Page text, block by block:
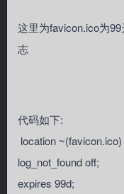
这里为favicon.ico为
志
代码如下:
location ~(favicon.ico)
log_not_found off;
expires 99d;